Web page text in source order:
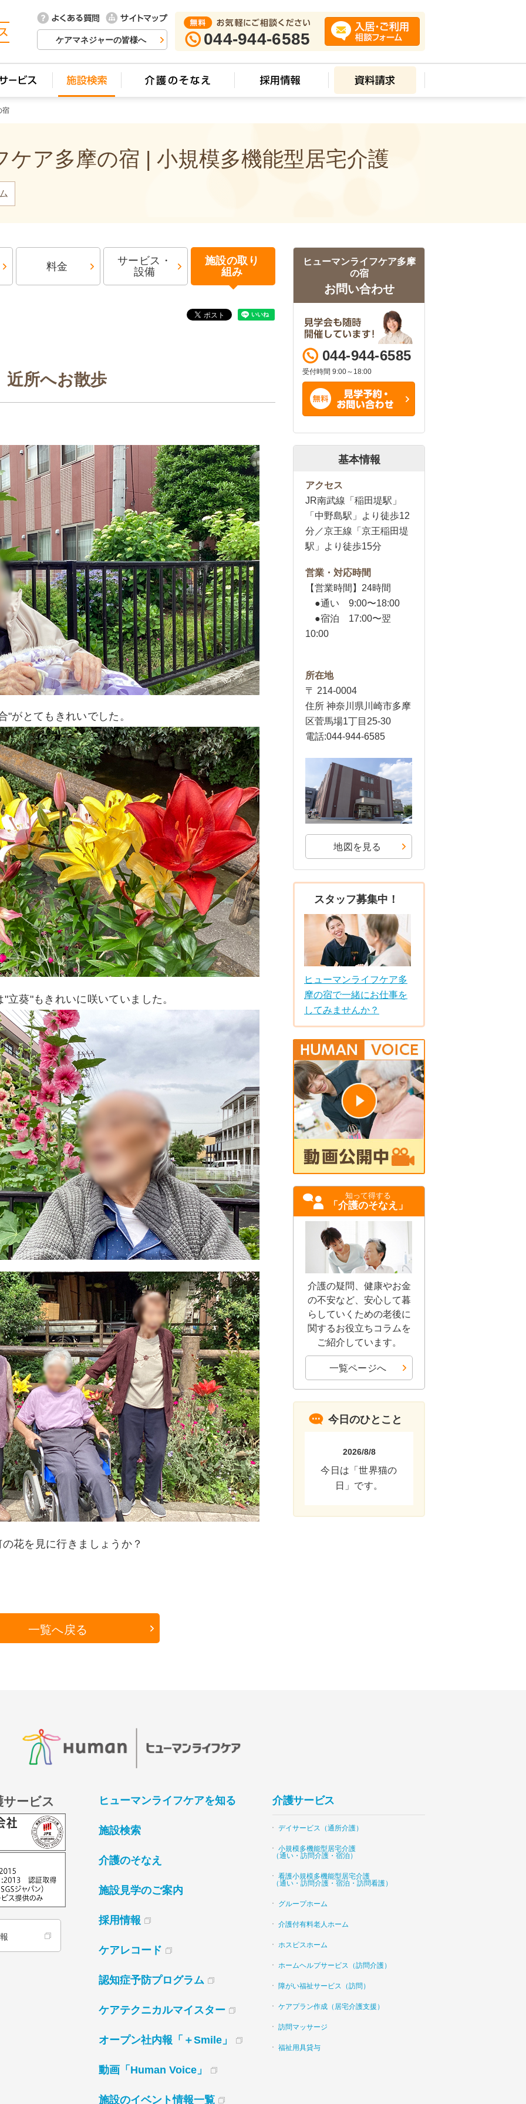
ケアマネジャーの皆様へ 044-944-6585
宿
ケア多摩の宿 | 小規模多機能型居宅介護
料金
サービス・
設備
施設の取り
組み
近所へお散歩
"がとてもきれいでした。
立葵"もきれいに咲いていました。
花を見に行きましょうか？
一覧へ戻る
ヒューマンライフケア多摩
の宿
お問い合わせ
044-944-6585
受付時間 9:00～18:00
基本情報
アクセス
JR南武線「稲田堤駅」
「中野島駅」より徒歩12
分／京王線「京王稲田堤
駅」より徒歩15分
営業・対応時間
【営業時間】24時間
●通い 9:00〜18:00
●宿泊 17:00〜翌
10:00
所在地
〒 214-0004
住所 神奈川県川崎市多摩
区菅馬場1丁目25-30
電話:044-944-6585
地図を見る
スタッフ募集中！
ヒューマンライフケア多
摩の宿で一緒にお仕事を
してみませんか？
知って得する
「介護のそなえ」
介護の疑問、健康やお金
の不安など、安心して暮
らしていくための老後に
関するお役立ちコラムを
ご紹介しています。
一覧ページへ
今日のひとこと
2026/8/8
今日は「世界猫の
日」です。
ービス ヒューマンライフケアを知る
施設検索
介護のそなえ
施設見学のご案内
採用情報
ケアレコード
認知症予防プログラム
ケアテクニカルマイスター
オープン社内報「＋Smile」
動画「Human Voice」
施設のイベント情報一覧
介護サービス
デイサービス（通所介護）
小規模多機能型居宅介護
（通い・訪問介護・宿泊）
看護小規模多機能型居宅介護
（通い・訪問介護・宿泊・訪問看護）
グループホーム
介護付有料老人ホーム
ホスピスホーム
ホームヘルプサービス（訪問介護）
障がい福祉サービス（訪問）
ケアプラン作成（居宅介護支援）
訪問マッサージ
福祉用具貸与